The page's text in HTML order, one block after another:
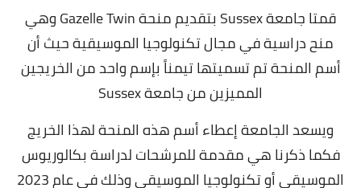
قمتا جامعة Sussex بتقديم منحة Gazelle Twin وهي
منح دراسية في مجال تكنولوجيا الموسيقية حيث أن
أسم المنحة تم تسميتها تيمناً بإسم واحد من الخريجين
المميزين من جامعة Sussex
ويسعد الجامعة إعطاء أسم هذه المنحة لهذا الخريج
فكما ذكرنا هي مقدمة للمرشحات لدراسة بكالوريوس
الموسيقى أو تكنولوجيا الموسيقى وذلك في عام 2023